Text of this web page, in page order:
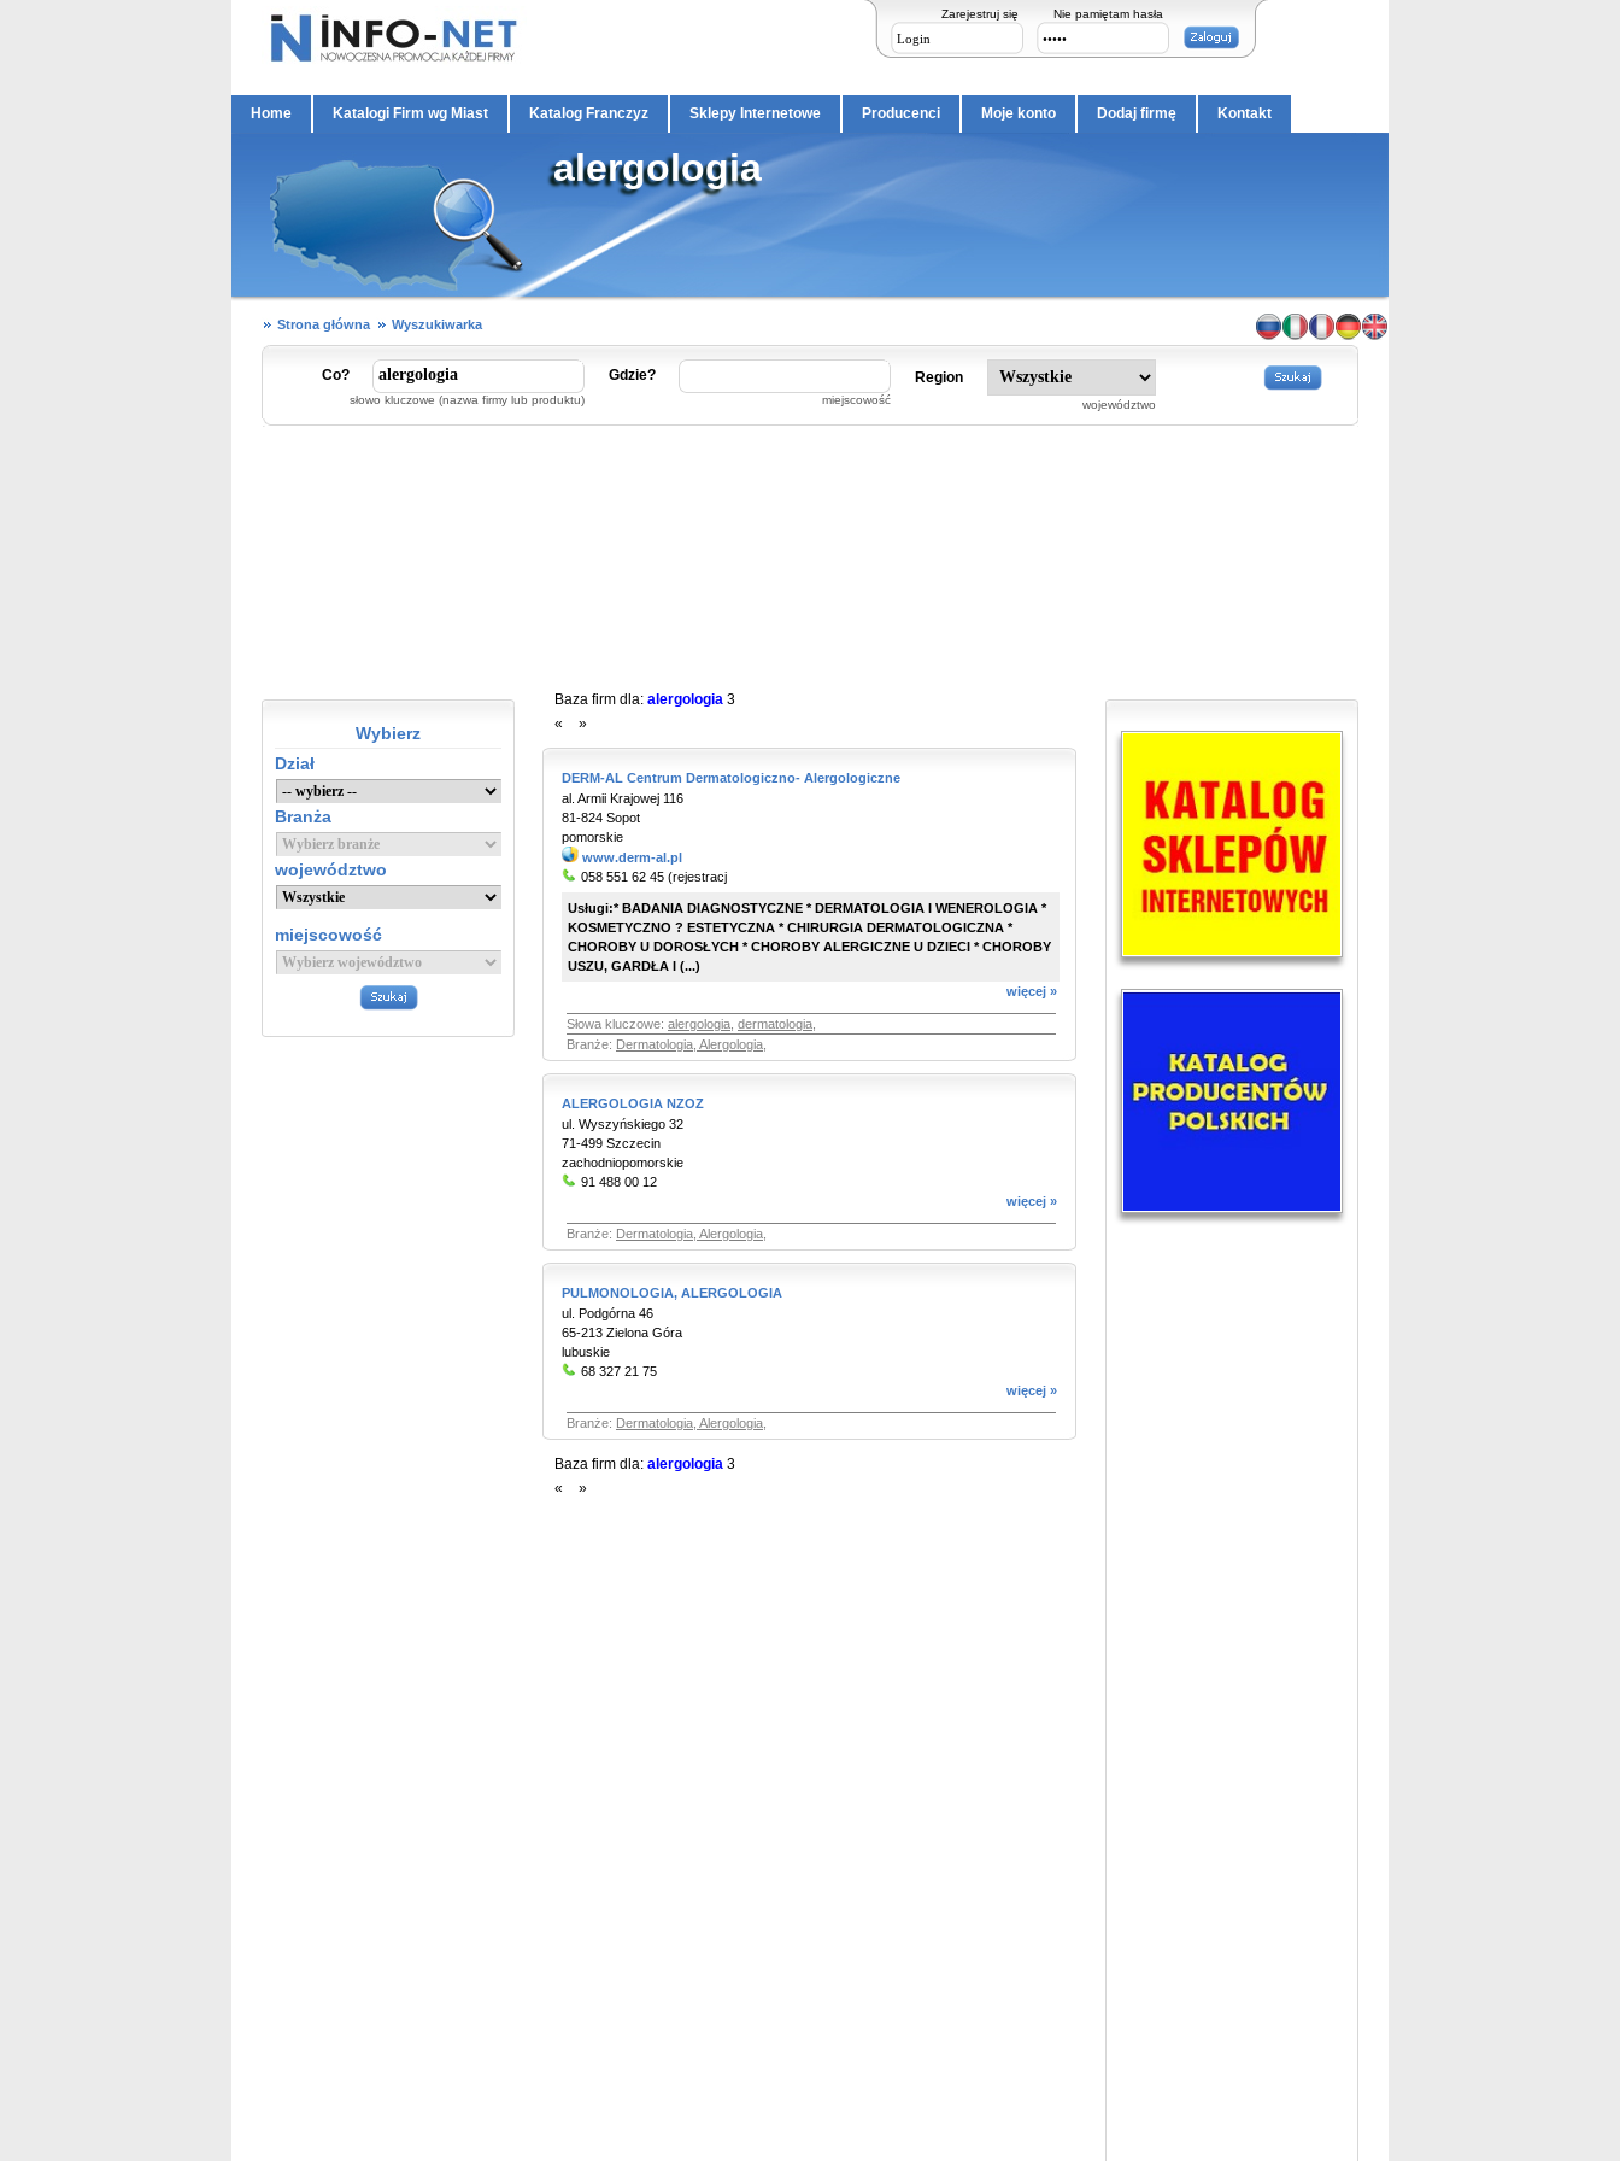
Zarejestruj się Nie pamiętam hasła
Home Katalogi Firm wg Miast Katalog Franczyz Sklepy Internetowe Producenci Moje konto Dodaj firmę Kontakt
alergologia
Strona główna Wyszukiwarka
Co?
słowo kluczowe (nazwa firmy lub produktu)
Gdzie?
miejscowość
Region
województwo
Wybierz
Dział
Branża
województwo
miejscowość
Baza firm dla: alergologia 3
«
»
DERM-AL Centrum Dermatologiczno- Alergologiczne
al. Armii Krajowej 116
81-824 Sopot
pomorskie
www.derm-al.pl
058 551 62 45 (rejestracj
Usługi:* BADANIA DIAGNOSTYCZNE * DERMATOLOGIA I WENEROLOGIA *
KOSMETYCZNO ? ESTETYCZNA * CHIRURGIA DERMATOLOGICZNA *
CHOROBY U DOROSŁYCH * CHOROBY ALERGICZNE U DZIECI * CHOROBY
USZU, GARDŁA I (...)
więcej »
Słowa kluczowe: alergologia dermatologia
Branże: Dermatologia, Alergologia
ALERGOLOGIA NZOZ
ul. Wyszyńskiego 32
71-499 Szczecin
zachodniopomorskie
91 488 00 12
więcej »
Branże: Dermatologia, Alergologia
PULMONOLOGIA, ALERGOLOGIA
ul. Podgórna 46
65-213 Zielona Góra
lubuskie
68 327 21 75
więcej »
Branże: Dermatologia, Alergologia
Baza firm dla: alergologia 3
«
»